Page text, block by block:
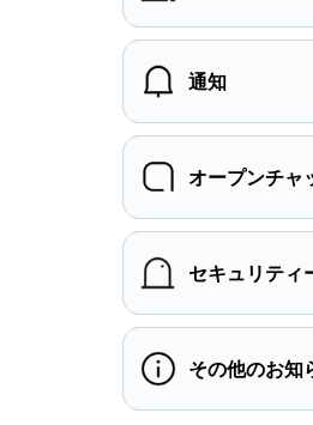
通知
オープンチャ
セキュリティ
その他のお知